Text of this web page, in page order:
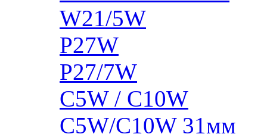
W21/5W
P27W
P27/7W
C5W / C10W
C5W/C10W 31мм